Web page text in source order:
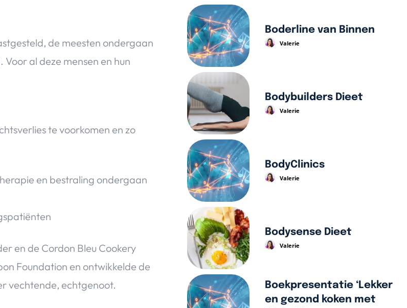
de meesten ondergaan
al deze mensen en hun
te voorkomen en zo
en bestraling ondergaan
en de Cordon Bleu Cookery
Foundation en ontwikkelde de
vechtende, echtgenoot.
Boderline van Binnen
Valerie
Bodybuilders Dieet
Valerie
BodyClinics
Valerie
Bodysense Dieet
Valerie
Boekpresentatie ‘Lekker
en gezond koken met